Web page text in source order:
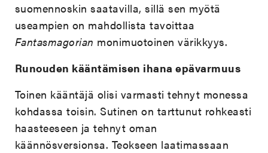
suomennoskin saatavilla, sillä sen myötä
useampien on mahdollista tavoittaa
Fantasmagorian monimuotoinen värikkyys.
Runouden kääntämisen ihana epävarmuus
Toinen kääntäjä olisi varmasti tehnyt monessa
kohdassa toisin. Sutinen on tarttunut rohkeasti
haasteeseen ja tehnyt oman
käännösversionsa. Teokseen laatimassaan